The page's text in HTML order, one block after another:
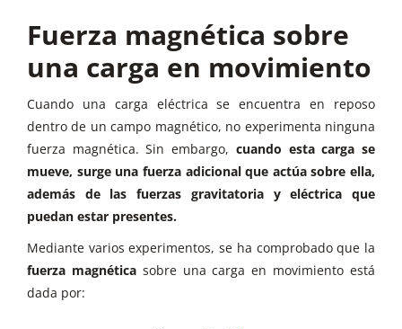
Fuerza magnética sobre
una carga en movimiento
Cuando una carga eléctrica se encuentra en reposo
dentro de un campo magnético, no experimenta ninguna
fuerza magnética. Sin embargo, cuando esta carga se
mueve, surge una fuerza adicional que actúa sobre ella,
además de las fuerzas gravitatoria y eléctrica que
puedan estar presentes.
Mediante varios experimentos, se ha comprobado que la
fuerza magnéticasobre una carga en movimiento está
dada por: